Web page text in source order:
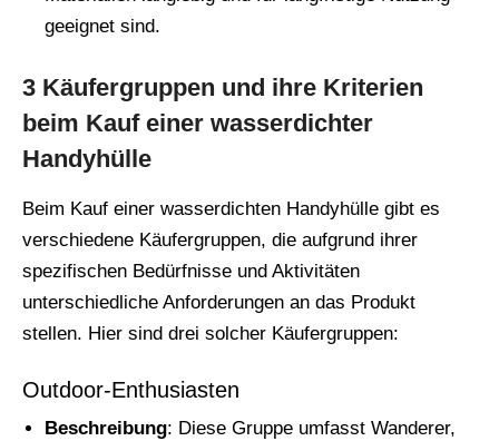
geeignet sind.
3 Käufergruppen und ihre Kriterien
beim Kauf einer wasserdichter
Handyhülle
Beim Kauf einer wasserdichten Handyhülle gibt es
verschiedene Käufergruppen, die aufgrund ihrer
spezifischen Bedürfnisse und Aktivitäten
unterschiedliche Anforderungen an das Produkt
stellen. Hier sind drei solcher Käufergruppen:
Outdoor-Enthusiasten
Beschreibung: Diese Gruppe umfasst Wanderer,